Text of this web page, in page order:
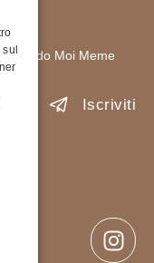
mondo Moi Meme
Iscriviti